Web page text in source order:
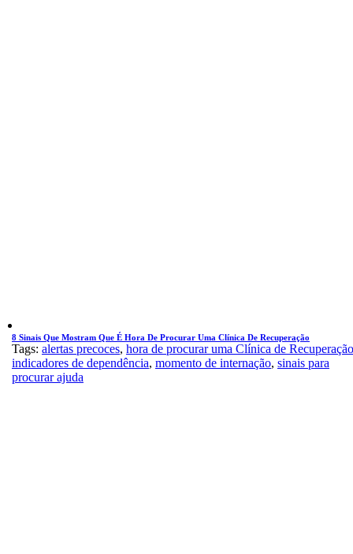
8 Sinais Que Mostram Que É Hora De Procurar Uma Clínica De Recuperação
Tags: alertas precoces, hora de procurar uma Clínica de Recuperação
indicadores de dependência, momento de internação, sinais para
procurar ajuda